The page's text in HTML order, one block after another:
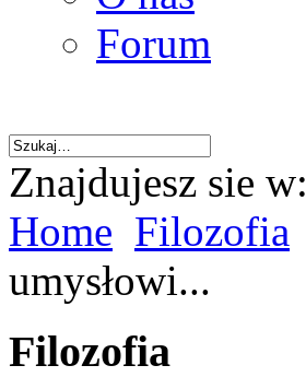
Forum
Znajdujesz sie w:
Home Filozofia
umysłowi...
Filozofia